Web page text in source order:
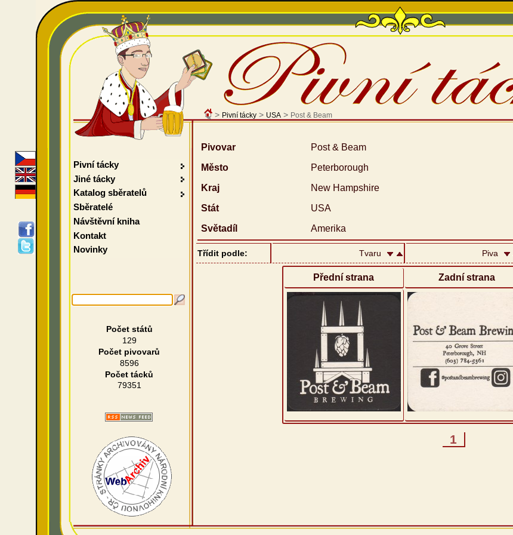
> Pivní tácky> USA> Post & Beam
Pivovar
Post & Beam
Město
Peterborough
Kraj
New Hampshire
Stát
USA
Světadíl
Amerika
Třídit podle: Tvaru Piva
Přední strana Zadní strana
1
Pivní tácky
Jiné tácky
Katalog sběratelů
Sběratelé
Návštěvní kniha
Kontakt
Novinky
Počet států
129
Počet pivovarů
8596
Počet tácků
79351